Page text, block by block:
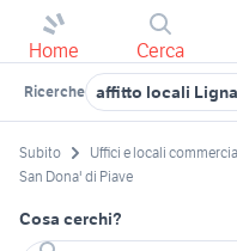
Home Cerca
Ricerche affitto locali
Subito Uffici e locali
San Dona' di Piave
Cosa cerchi?